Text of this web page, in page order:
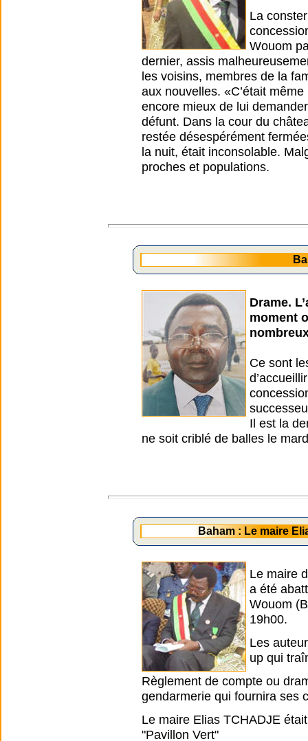
La
Wouom
dernier, assis
les voisins, membres de la
aux nouvelles. «C’était
encore mieux de lui
défunt. Dans la cour du
restée désespérément
la nuit, était inconsolable.
proches et populations.
Drame.
moment
Ce sont
Il est la
ne soit criblé de balles le
Baham : Le maire
Le maire
a été
Wouom
19h00.
Les
up qui
Règlement de compte ou
gendarmerie qui fournira ses
Le maire Elias TCHADJE
"Pavillon Vert"